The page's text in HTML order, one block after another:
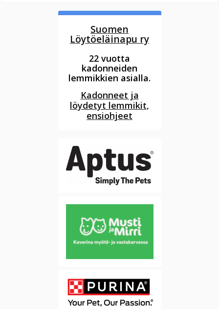
Suomen
Löytöeläinapu ry
22 vuotta
kadonneiden
lemmikkien asialla.
Kadonneet ja
löydetyt lemmikit,
ensiohjeet